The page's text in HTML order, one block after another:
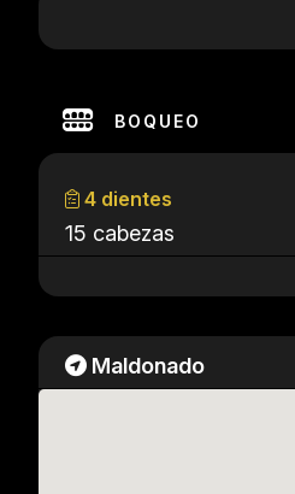
BOQUEO
4 dientes
15 cabezas
Maldonado